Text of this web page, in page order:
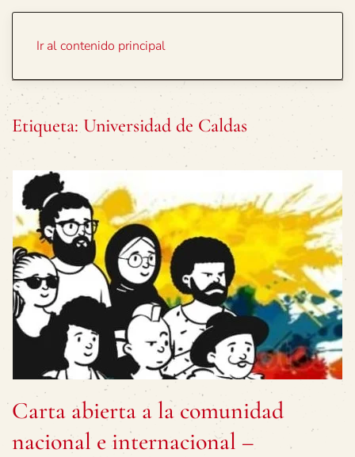
Ir al contenido principal
Etiqueta: Universidad de Caldas
Carta abierta a la comunidad
nacional e internacional –